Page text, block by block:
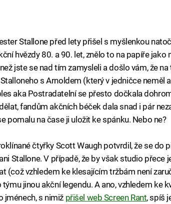
Stallone před lety přišel s myšlenkou
hvězdy 80. a 90. let, znělo to na papíře
jste se nad tím zamysleli a došlo vám, že
s Arnoldem (který v jedničce neměl
aka Postradatelní se přesto dočkala
fandům akčních béček dala snad i pár
pomalu na čase ji uložit ke spánku. Nebo ne?
čtyřky Scott Waugh potvrdil, že se do
Stallone. V případě, že by však studio přece
(což vzhledem ke klesajícím tržbám není
týmu jinou akční legendu. A ano, vzhledem ke
jménech, s nimiž přišel web Screen Rant, spíš